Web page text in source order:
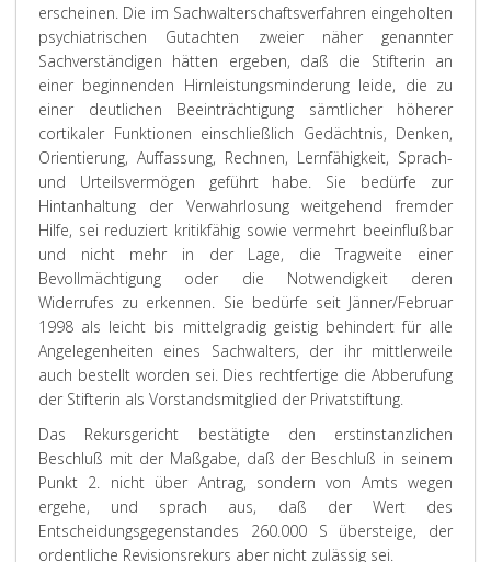
erscheinen. Die im Sachwalterschaftsverfahren eingeholten
psychiatrischen Gutachten zweier näher genannter
Sachverständigen hätten ergeben, daß die Stifterin an
einer beginnenden Hirnleistungsminderung leide, die zu
einer deutlichen Beeinträchtigung sämtlicher höherer
cortikaler Funktionen einschließlich Gedächtnis, Denken,
Orientierung, Auffassung, Rechnen, Lernfähigkeit, Sprach-
und Urteilsvermögen geführt habe. Sie bedürfe zur
Hintanhaltung der Verwahrlosung weitgehend fremder
Hilfe, sei reduziert kritikfähig sowie vermehrt beeinflußbar
und nicht mehr in der Lage, die Tragweite einer
Bevollmächtigung oder die Notwendigkeit deren
Widerrufes zu erkennen. Sie bedürfe seit Jänner/Februar
1998 als leicht bis mittelgradig geistig behindert für alle
Angelegenheiten eines Sachwalters, der ihr mittlerweile
auch bestellt worden sei. Dies rechtfertige die Abberufung
der Stifterin als Vorstandsmitglied der Privatstiftung.
Das Rekursgericht bestätigte den erstinstanzlichen
Beschluß mit der Maßgabe, daß der Beschluß in seinem
Punkt 2. nicht über Antrag, sondern von Amts wegen
ergehe, und sprach aus, daß der Wert des
Entscheidungsgegenstandes 260.000 S übersteige, der
ordentliche Revisionsrekurs aber nicht zulässig sei.